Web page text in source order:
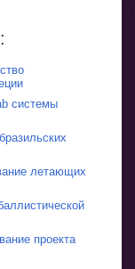
системы
летающих
проекта